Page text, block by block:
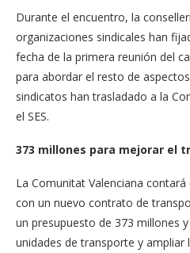
Durante el encuentro, la
organizaciones sindicales han
fecha de la primera reunión del
para abordar el resto de
sindicatos han trasladado a la
el SES.
373 millones para mejorar el
La Comunitat Valenciana
con un nuevo contrato de
un presupuesto de 373 millones
unidades de transporte y ampliar